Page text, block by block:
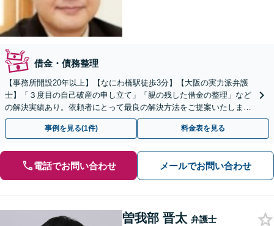
借金・債務整理
【事務所開設20年以上】【なにわ橋駅徒歩3分】【大阪の実力派弁護
士】「３度目の自己破産の申し立て」「親の残した借金の整理」など
の解決実績あり。依頼者にとって最良の解決方法をご提案いたします
【初回面談無料】
事例を見る(1件) 料金表を見る
電話でお問い合わせ メールでお問い合わせ
曽我部 晋太 弁護士